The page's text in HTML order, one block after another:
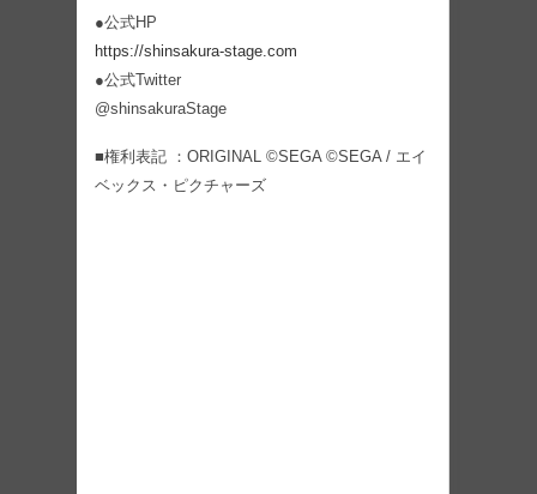
●公式HP
https://shinsakura-stage.com
●公式Twitter
@shinsakuraStage
■権利表記 ：ORIGINAL ©SEGA ©SEGA / エイ
ベックス・ピクチャーズ